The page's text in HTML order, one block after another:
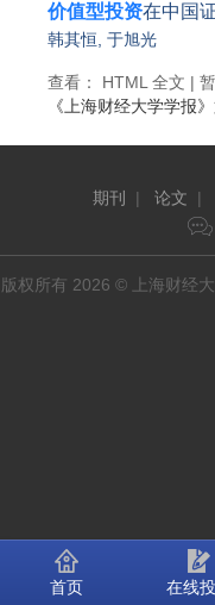
价值型投资在中国
韩其恒 于旭光
查看： HTML 全文 |
《上海财经大学学报》
期刊 | 论文 |
版权所有 2026 © 上海财经
首页 在线